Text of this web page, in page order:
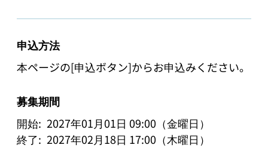
申込方法
募集期間
開始: 2027年01月01日 09:00（金曜日）
終了: 2027年02月18日 17:00（木曜日）